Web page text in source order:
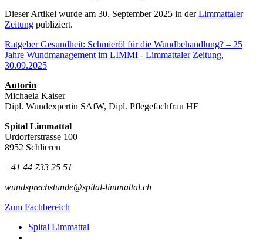
Dieser Artikel wurde am 30. September 2025 in derLimmattaler
Zeitung publiziert.
Ratgeber Gesundheit: Schmieröl für die Wundbehandlung? – 25
Jahre Wundmanagement im LIMMI - Limmattaler Zeitung,
30.09.2025
Autorin
Michaela Kaiser
Dipl. Wundexpertin SAfW, Dipl. Pflegefachfrau HF
Spital Limmattal
Urdorferstrasse 100
8952 Schlieren
+41 44 733 25 51
wundsprechstunde@spital-limmattal.ch
Zum Fachbereich
Spital Limmattal
|